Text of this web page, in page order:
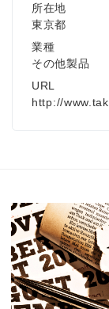
所在地
東京都
業種
その他製品
URL
http://